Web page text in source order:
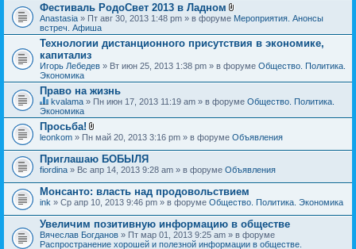
Фестиваль РодоСвет 2013 в Ладном
В
о
ж
н
и
я
Anastasia » Пт авг 30, 2013 1:48 pm » в форуме Мероприятия. Анонсы
встреч. Афиша
Технологии дистанционного присутствия в экономике,
капитализ
Игорь Лебедев » Вт июн 25, 2013 1:38 pm » в форуме Общество. Политика.
Экономика
Право на жизнь
Д
а
н
н
я
т
е
м
а
с
о
д
е
р
kvalama » Пн июн 17, 2013 11:19 am » в форуме Общество. Политика.
Экономика
Просьба!
В
о
ж
е
н
и
я
leonkom » Пн май 20, 2013 3:16 pm » в форуме Объявления
Приглашаю БОБЫЛЯ
fiordina » Вс апр 14, 2013 9:28 am » в форуме Объявления
Монсанто: власть над продовольствием
ink » Ср апр 10, 2013 9:46 pm » в форуме Общество. Политика. Экономика
Увеличим позитивную информацию в обществе
Вячеслав Богданов » Пт мар 01, 2013 9:25 am » в форуме
Распространение хорошей и полезной информации в обществе.